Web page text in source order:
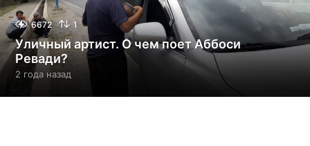
а
д
6672 1
Уличный артист. О чем поет Аббоси
Ревади?
2 года назад
о